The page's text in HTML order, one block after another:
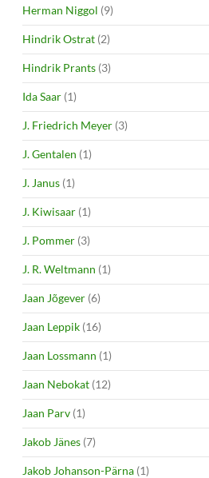
Herman Niggol (9)
Hindrik Ostrat (2)
Hindrik Prants (3)
Ida Saar (1)
J. Friedrich Meyer (3)
J. Gentalen (1)
J. Janus (1)
J. Kiwisaar (1)
J. Pommer (3)
J. R. Weltmann (1)
Jaan Jõgever (6)
Jaan Leppik (16)
Jaan Lossmann (1)
Jaan Nebokat (12)
Jaan Parv (1)
Jakob Jänes (7)
Jakob Johanson-Pärna (1)